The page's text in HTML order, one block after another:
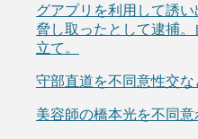
グアプリを利用して誘
脅し取ったとして逮捕
立て。
守部直道を不同意性交
美容師の橋本光を不同意